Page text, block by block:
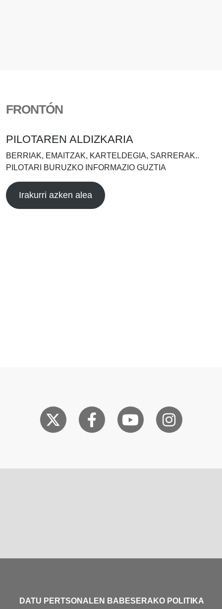
FRONTÓN
PILOTAREN ALDIZKARIA
BERRIAK, EMAITZAK, KARTELDEGIA, SARRERAK..
PILOTARI BURUZKO INFORMAZIO GUZTIA
Irakurri azken alea
DATU PERTSONALEN BABESERAKO POLITIKA